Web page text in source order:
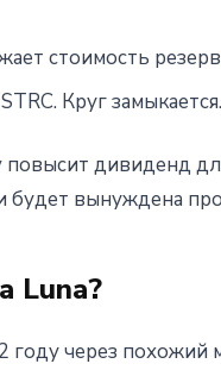
стоимость
Круг замыкается.
дивиденд
будет вынуждена
Luna?
через похожий